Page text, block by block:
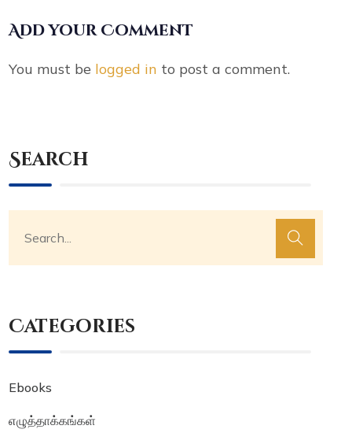
Add your Comment
You must be logged in to post a comment.
Search
Categories
Ebooks
எழுத்தாக்கங்கள்